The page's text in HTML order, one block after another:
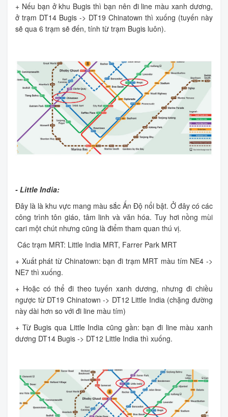
+ Nếu bạn ở khu Bugis thì bạn nên đi line màu xanh dương,
ở trạm DT14 Bugis -> DT19 Chinatown thì xuống (tuyến này
sẽ qua 6 trạm sẽ đến, tính từ trạm Bugis luôn).
- Little India:
Đây là là khu vực mang màu sắc Ấn Độ nổi bật. Ở đây có các
công trình tôn giáo, tâm linh và văn hóa. Tuy hơi nồng mùi
cari một chút nhưng cũng là điểm tham quan thú vị.
Các trạm MRT: Little India MRT, Farrer Park MRT
+ Xuất phát từ Chinatown: bạn đi trạm MRT màu tím NE4 ->
NE7 thì xuống.
+ Hoặc có thể đi theo tuyến xanh dương, nhưng đi chiều
ngược từ DT19 Chinatown -> DT12 Little India (chặng đường
này dài hơn so với đi line màu tím)
+ Từ Bugis qua Little India cũng gần: bạn đi line màu xanh
dương DT14 Bugis -> DT12 Little India thì xuống.